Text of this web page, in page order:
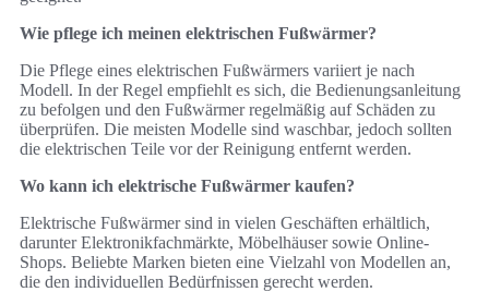
Wie pflege ich meinen elektrischen Fußwärmer?
Die Pflege eines elektrischen Fußwärmers variiert je nach
Modell. In der Regel empfiehlt es sich, die Bedienungsanleitung
zu befolgen und den Fußwärmer regelmäßig auf Schäden zu
überprüfen. Die meisten Modelle sind waschbar, jedoch sollten
die elektrischen Teile vor der Reinigung entfernt werden.
Wo kann ich elektrische Fußwärmer kaufen?
Elektrische Fußwärmer sind in vielen Geschäften erhältlich,
darunter Elektronikfachmärkte, Möbelhäuser sowie Online-
Shops. Beliebte Marken bieten eine Vielzahl von Modellen an,
die den individuellen Bedürfnissen gerecht werden.